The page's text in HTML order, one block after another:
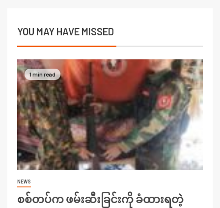
YOU MAY HAVE MISSED
1 min read
NEWS
စစ်တပ်က ဖမ်းဆီးခြင်းကို ခံထားရတဲ့